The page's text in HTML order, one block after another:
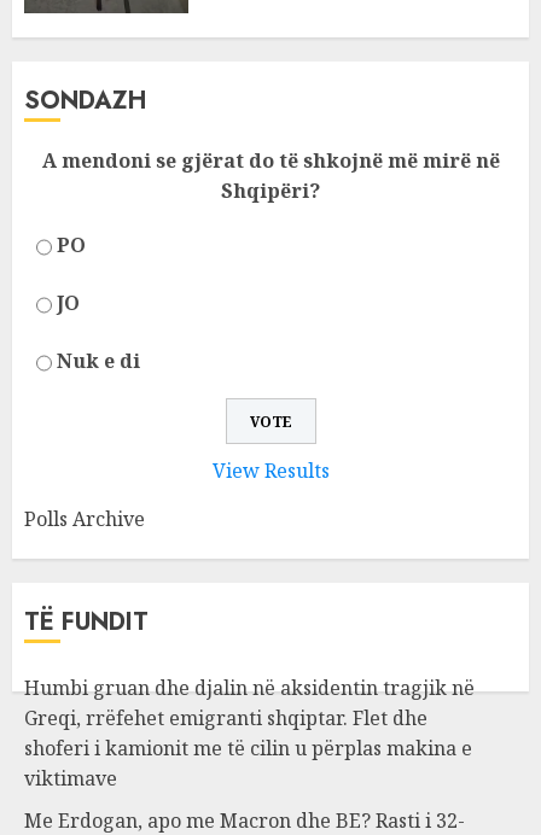
SONDAZH
A mendoni se gjërat do të shkojnë më mirë në
Shqipëri?
PO
JO
Nuk e di
View Results
Polls Archive
TË FUNDIT
Humbi gruan dhe djalin në aksidentin tragjik në
Greqi, rrëfehet emigranti shqiptar. Flet dhe
shoferi i kamionit me të cilin u përplas makina e
viktimave
Me Erdogan, apo me Macron dhe BE? Rasti i 32-